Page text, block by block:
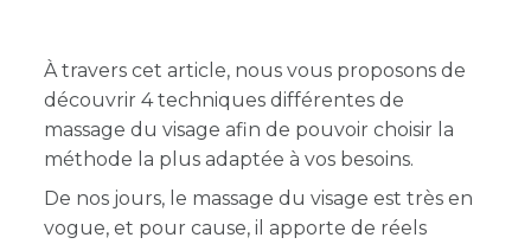
À travers cet article, nous vous proposons de
découvrir 4 techniques différentes de
massage du visage afin de pouvoir choisir la
méthode la plus adaptée à vos besoins.
De nos jours, le massage du visage est très en
vogue, et pour cause, il apporte de réels